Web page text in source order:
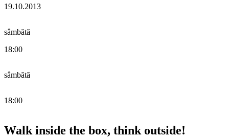
19.10.2013
sâmbătă
18:00
sâmbătă
18:00
Walk inside the box, think outside!